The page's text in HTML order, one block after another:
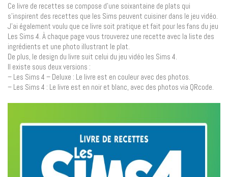
Ce livre de recettes se compose d’une soixantaine de plats qui
s’inspirent des recettes que les Sims peuvent cuisiner dans le jeu vidéo.
J’ai également voulu que ce livre soit pratique et fait pour les fans du jeu
Les Sims 4. À chaque page vous trouverez une recette avec la liste des
ingrédients et une photo illustrant le plat.
De plus, le design du livre suit celui du jeu vidéo les Sims 4.
Il existe sous deux versions :
– Les Sims 4 – Deluxe : Le livre est en couleur avec des photos.
– Les Sims 4 : Le livre est en noir et blanc, avec des photos via QRcode.